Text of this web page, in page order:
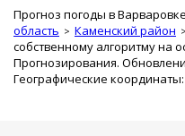
Прогноз погоды в
область
Каменский район
собственному алгоритму на
Прогнозирования.
Географические